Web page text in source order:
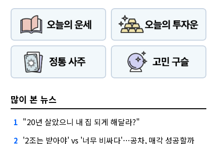
많이 본 뉴스
1 "20년 살았으니 내 집 되게 해달라?"
2 '2조는 받아야' vs '너무 비싸다'…공차, 매각 성공할까